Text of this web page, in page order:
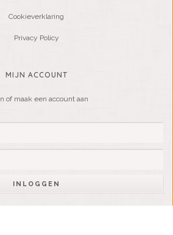
Cookieverklaring
Privacy Policy
MIJN ACCOUNT
of maak een account aan
INLOGGEN